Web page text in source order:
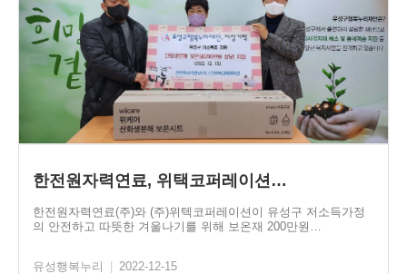
한전원자력연료, 위택코퍼레이션…
한전원자력연료(주)와 (주)위텍코퍼레이션이 유성구 저소득가정
의 안전하고 따뜻한 겨울나기를 위해 보온재 200만원…
유성행복누리 2022-12-15